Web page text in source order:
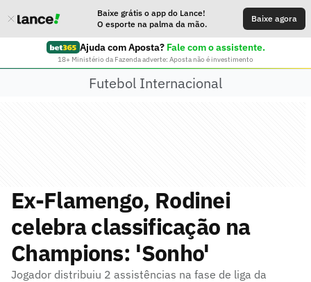
Baixe grátis o app do Lance!
O esporte na palma da mão.
Baixe agora
Ajuda com Aposta? Fale com o assistente.
18+ Ministério da Fazenda adverte: Aposta não é investimento
Futebol Internacional
Ex-Flamengo, Rodinei
celebra classificação na
Champions: 'Sonho'
Jogador distribuiu 2 assistências na fase de liga da